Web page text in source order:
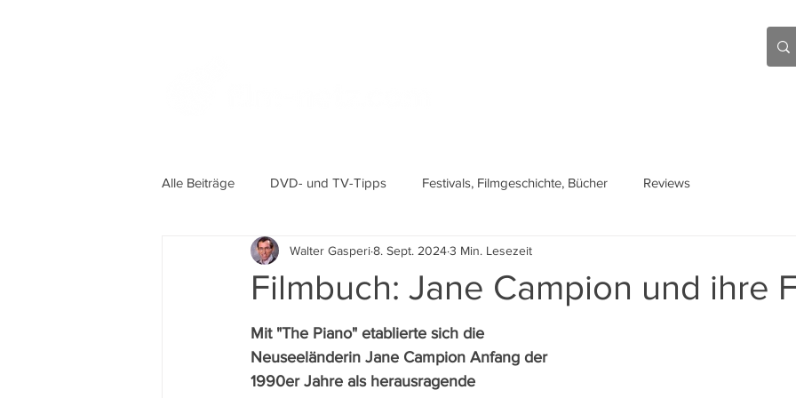
Alle Beiträge DVD- und TV-Tipps Festivals, Filmgeschichte, Bücher Reviews
Filmbuch: Jane Campion und ihre
Walter Gasperi8. Sept. 20243 Min. Lesezeit
Mit "The Piano" etablierte sich die
Neuseeländerin Jane Campion Anfang der
1990er Jahre als herausragende